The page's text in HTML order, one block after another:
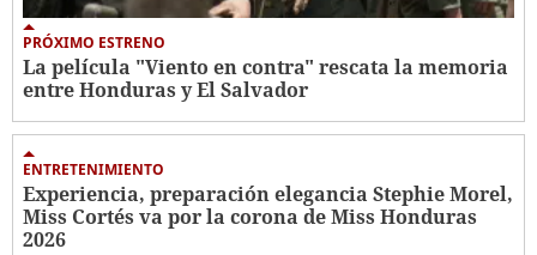
PRÓXIMO ESTRENO
La película "Viento en contra" rescata la memoria
entre Honduras y El Salvador
ENTRETENIMIENTO
Experiencia, preparación elegancia Stephie Morel,
Miss Cortés va por la corona de Miss Honduras
2026